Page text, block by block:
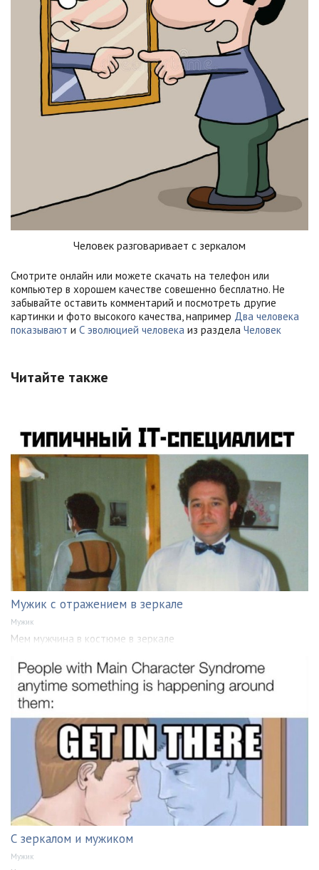
Человек разговаривает с зеркалом
Смотрите онлайн или можете скачать на телефон или
компьютер в хорошем качестве совешенно бесплатно. Не
забывайте оставить комментарий и посмотреть другие
картинки и фото высокого качества, например Два человека
показывают и С эволюцией человека из раздела Человек
Читайте также
Мужик с отражением в зеркале
Мужик
Мем мужчина в костюме в зеркале
С зеркалом и мужиком
Мужик